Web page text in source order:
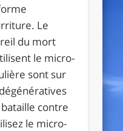
Le
du mort
le micro-
sont sur
contre
le micro-